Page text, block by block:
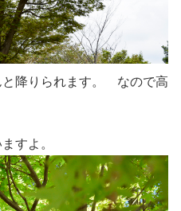
と降りられます。 なので高
すよ。